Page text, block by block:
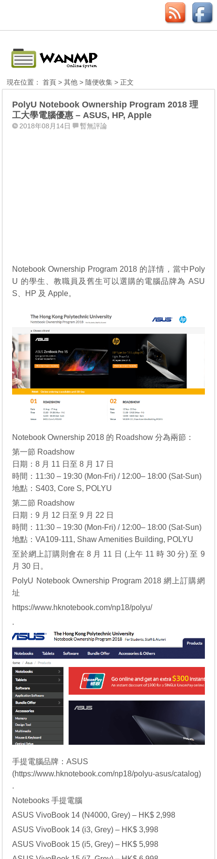
現在位置：首頁 >其他 > 隨便收集 > 正文
PolyU Notebook Ownership Program 2018 理
工大學電腦優惠 – ASUS, HP, Apple
2018年08月14日 暫無評論
Notebook Ownership Program 2018 的詳情，當中Poly
U 的學生、教職員及舊生可以選購的電腦品牌為 ASU
S、HP 及 Apple。
Notebook Ownership 2018 的 Roadshow 分為兩節：
第一節 Roadshow
日期：8 月 11 日至 8 月 17 日
時間：11:30 – 19:30 (Mon-Fri) / 12:00– 18:00 (Sat-Sun)
地點：S403, Core S, POLYU
第二節 Roadshow
日期：9 月 12 日至 9 月 22 日
時間：11:30 – 19:30 (Mon-Fri) / 12:00– 18:00 (Sat-Sun)
地點：VA109-111, Shaw Amenities Building, POLYU
至於網上訂購則會在 8 月 11 日 (上午 11 時 30 分) 至 9
月 30 日。
PolyU Notebook Ownership Program 2018 網上訂購網
址
https://www.hknotebook.com/np18/polyu/
.
手提電腦品牌：ASUS
(https://www.hknotebook.com/np18/polyu-asus/catalog)
.
Notebooks 手提電腦
ASUS VivoBook 14 (N4000, Grey) – HK$ 2,998
ASUS VivoBook 14 (i3, Grey) – HK$ 3,998
ASUS VivoBook 15 (i5, Grey) – HK$ 5,998